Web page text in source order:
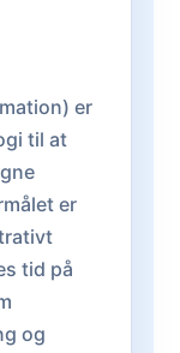
er
til at
er
tid på
og